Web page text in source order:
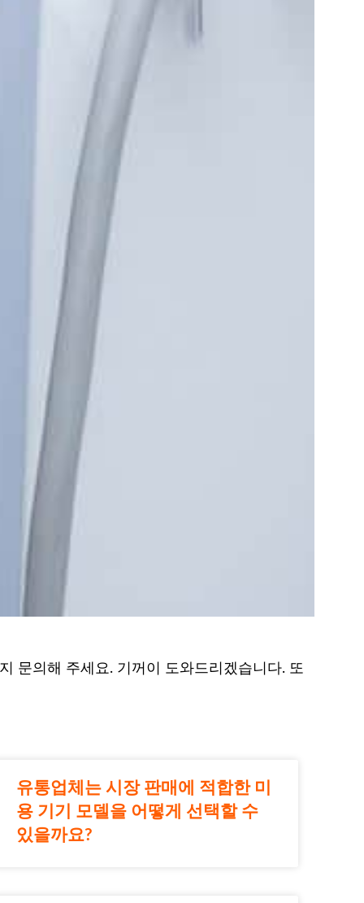
문의해 주세요. 기꺼이 도와드리겠습니다. 또
유통업체는 시장 판매에 적합한 미
용 기기 모델을 어떻게 선택할 수
있을까요?